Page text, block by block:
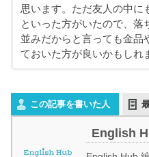
思います。ただ友人の中に
といった方がいたので、落
並みだからと言っても金品
ておいた方が良いかもしれ
この記事を書いた人
English